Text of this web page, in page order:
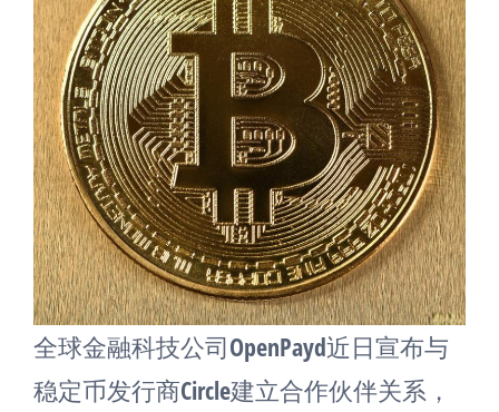
全球金融科技公司OpenPayd近日宣布与
稳定币发行商Circle建立合作伙伴关系，